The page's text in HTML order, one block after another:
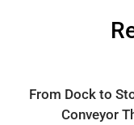
From Dock to
Conveyor